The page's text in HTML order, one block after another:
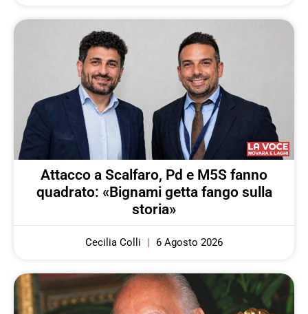
Attacco a Scalfaro, Pd e M5S fanno
quadrato: «Bignami getta fango sulla
storia»
Cecilia Colli 6 Agosto 2026